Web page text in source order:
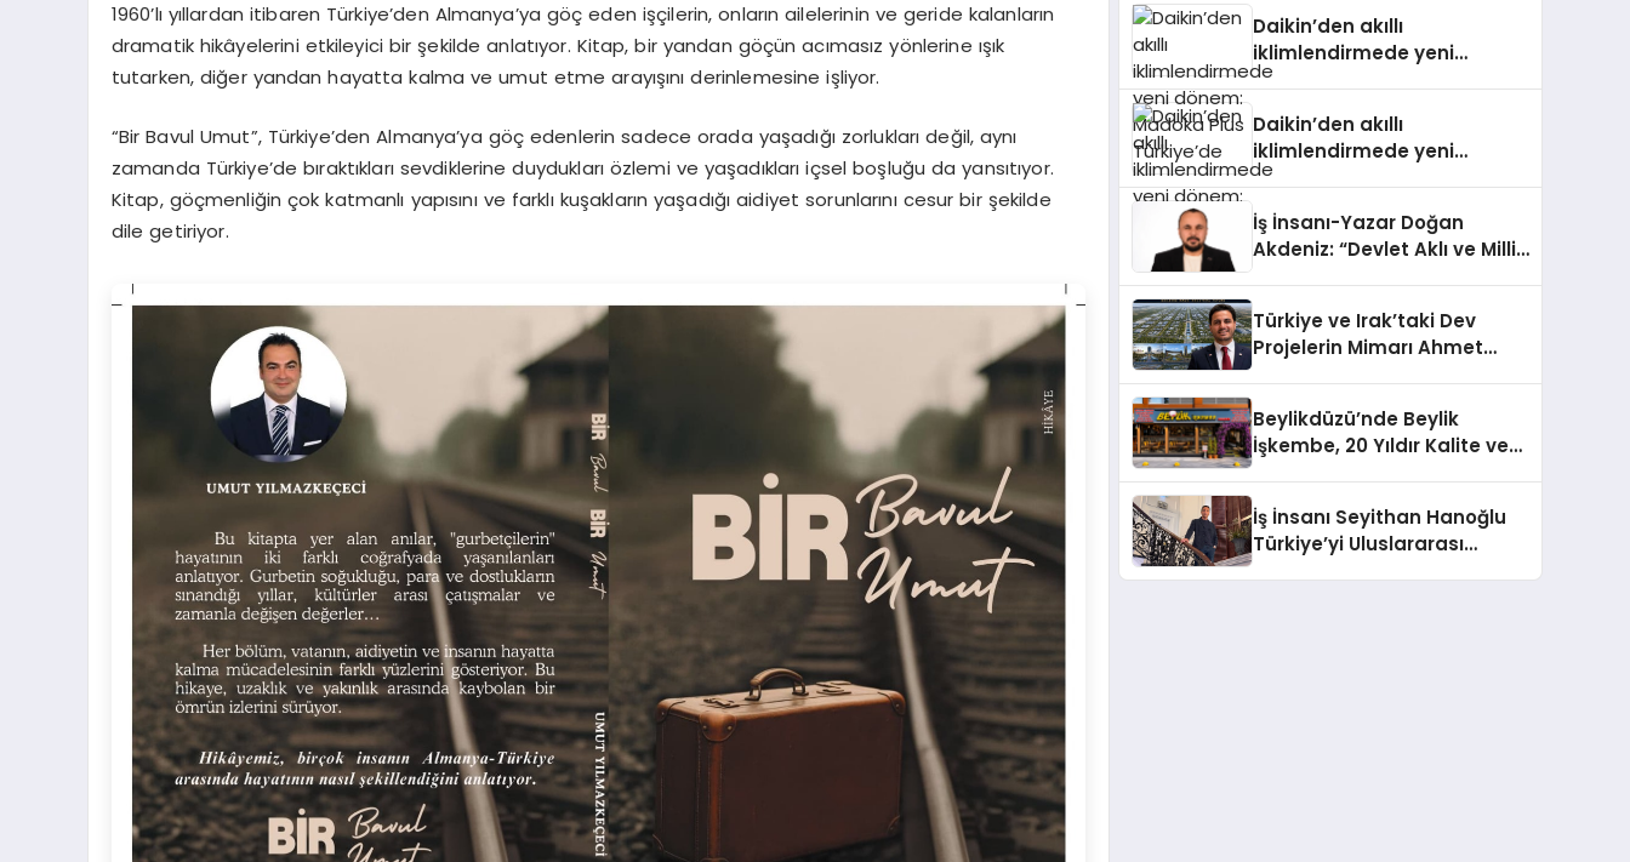
1960’lı yıllardan itibaren Türkiye’den Almanya’ya göç eden işçilerin, onların ailelerinin ve geride kalanların
dramatik hikâyelerini etkileyici bir şekilde anlatıyor. Kitap, bir yandan göçün acımasız yönlerine ışık
tutarken, diğer yandan hayatta kalma ve umut etme arayışını derinlemesine işliyor.
“Bir Bavul Umut”, Türkiye’den Almanya’ya göç edenlerin sadece orada yaşadığı zorlukları değil, aynı
zamanda Türkiye’de bıraktıkları sevdiklerine duydukları özlemi ve yaşadıkları içsel boşluğu da yansıtıyor.
Kitap, göçmenliğin çok katmanlı yapısını ve farklı kuşakların yaşadığı aidiyet sorunlarını cesur bir şekilde
dile getiriyor.
Daikin’den akıllı
iklimlendirmede yeni
dönem: Madoka Plus
Daikin’den akıllı
iklimlendirmede yeni
dönem: Madoka Plus
İş İnsanı-Yazar Doğan
Akdeniz: “Devlet Aklı ve Milli
Türkiye ve Irak’taki Dev
Projelerin Mimarı Ahmet
Holding Industrial City”
Projesini Hayata Geçirecek
Beylikdüzü’nde Beylik
İşkembe, 20 Yıldır Kalite ve
İş İnsanı Seyithan Hanoğlu
Türkiye’yi Uluslararası